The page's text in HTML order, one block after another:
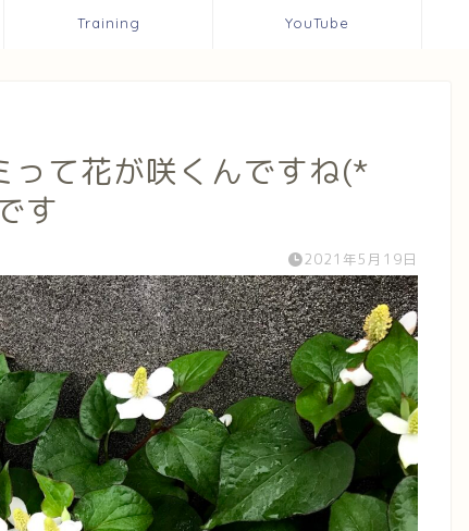
Training YouTube
って花が咲くんですね(*
す
2021年5月19日